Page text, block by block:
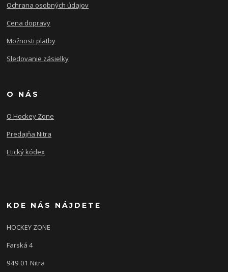
Ochrana osobných údajov
Cena dopravy
Možnosti platby
Sledovanie zásielky
O NÁS
O Hockey Zone
Predajňa Nitra
Etický kódex
KDE NÁS NÁJDETE
HOCKEY ZONE
Farská 4
949 01 Nitra